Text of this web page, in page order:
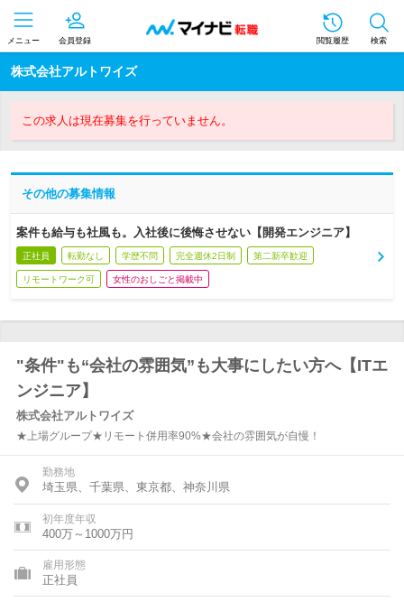
メニュー 会員登録 閲覧履歴 検索
株式会社アルトワイズ
この求人は現在募集を行っていません。
その他の募集情報
案件も給与も社風も。入社後に後悔させない【開発エンジニア】
正社員 転勤なし 学歴不問 完全週休2日制 第二新卒歓迎
リモートワーク可 女性のおしごと掲載中
"条件"も“会社の雰囲気”も大事にしたい方へ【ITエ
ンジニア】
株式会社アルトワイズ
★上場グループ★リモート併用率90%★会社の雰囲気が自慢！
勤務地
埼玉県、千葉県、東京都、神奈川県
初年度年収
400万～1000万円
雇用形態
正社員